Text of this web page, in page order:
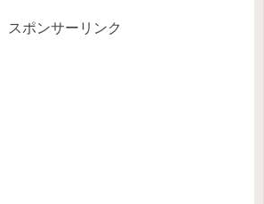
スポンサーリンク